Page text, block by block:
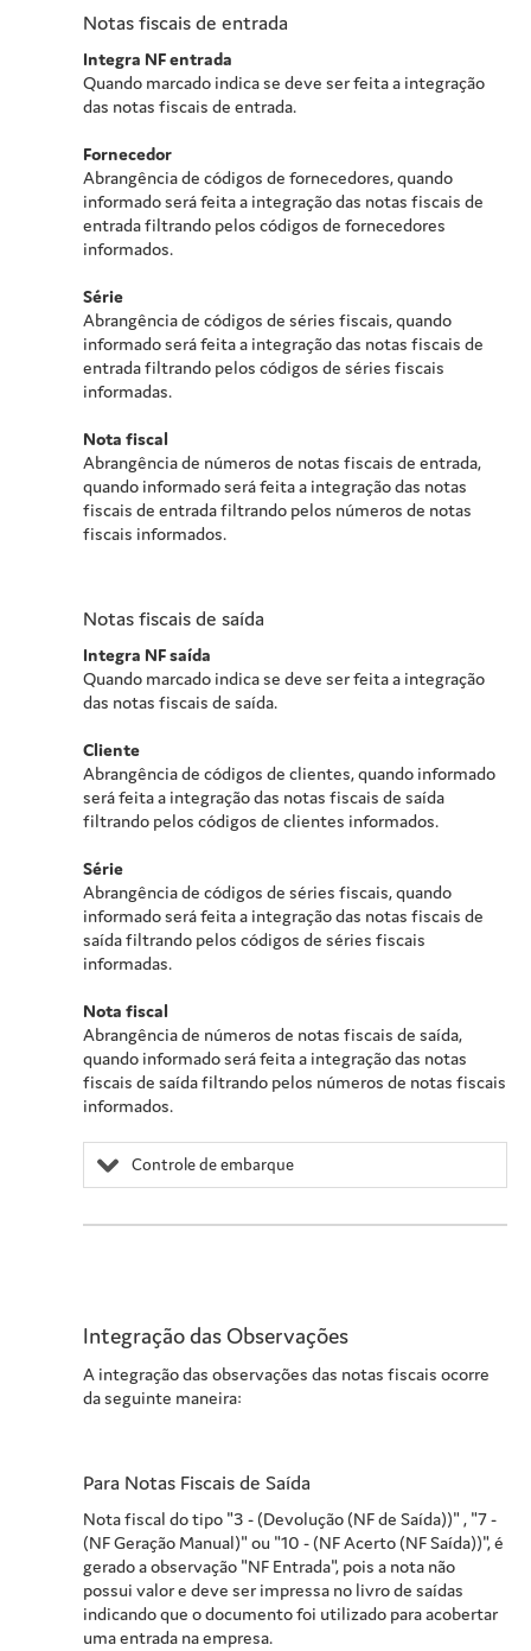
Notas fiscais de entrada
Integra NF entrada
Quando marcado indica se deve ser feita a integração
das notas fiscais de entrada.
Fornecedor
Abrangência de códigos de fornecedores, quando
informado será feita a integração das notas fiscais de
entrada filtrando pelos códigos de fornecedores
informados.
Série
Abrangência de códigos de séries fiscais, quando
informado será feita a integração das notas fiscais de
entrada filtrando pelos códigos de séries fiscais
informadas.
Nota fiscal
Abrangência de números de notas fiscais de entrada,
quando informado será feita a integração das notas
fiscais de entrada filtrando pelos números de notas
fiscais informados.
Notas fiscais de saída
Integra NF saída
Quando marcado indica se deve ser feita a integração
das notas fiscais de saída.
Cliente
Abrangência de códigos de clientes, quando informado
será feita a integração das notas fiscais de saída
filtrando pelos códigos de clientes informados.
Série
Abrangência de códigos de séries fiscais, quando
informado será feita a integração das notas fiscais de
saída filtrando pelos códigos de séries fiscais
informadas.
Nota fiscal
Abrangência de números de notas fiscais de saída,
quando informado será feita a integração das notas
fiscais de saída filtrando pelos números de notas fiscais
informados.
Controle de embarque
Integração das Observações
A integração das observações das notas fiscais ocorre
da seguinte maneira:
Para Notas Fiscais de Saída
Nota fiscal do tipo "3 - (Devolução (NF de Saída))" , "7 -
(NF Geração Manual)" ou "10 - (NF Acerto (NF Saída))", é
gerado a observação "NF Entrada", pois a nota não
possui valor e deve ser impressa no livro de saídas
indicando que o documento foi utilizado para acobertar
uma entrada na empresa.